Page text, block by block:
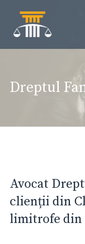
conținut
Dreptul
Avocat
clienții din
limitrofe din